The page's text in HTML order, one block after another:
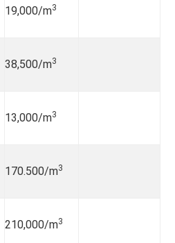
19,000/m3
38,500/m3
13,000/m3
170.500/m3
210,000/m3